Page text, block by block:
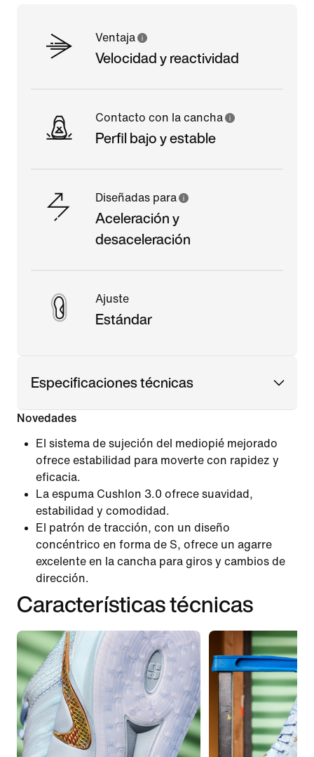
Ventaja
Velocidad y reactividad
Contacto con la cancha
Perfil bajo y estable
Diseñadas para
Aceleración y
desaceleración
Ajuste
Estándar
Especificaciones técnicas
Novedades
El sistema de sujeción del mediopié mejorado
ofrece estabilidad para moverte con rapidez y
eficacia.
La espuma Cushlon 3.0 ofrece suavidad,
estabilidad y comodidad.
El patrón de tracción, con un diseño
concéntrico en forma de S, ofrece un agarre
excelente en la cancha para giros y cambios de
dirección.
Características técnicas